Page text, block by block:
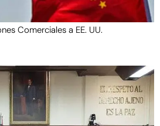
Comerciales a EE. UU.